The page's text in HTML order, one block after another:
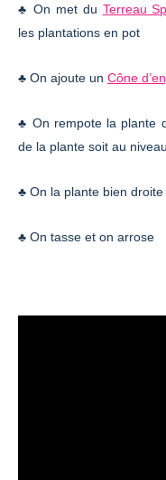
♣ On met du Terreau
les plantations en pot
♣ On ajoute un Cône
♣ On rempote la plante
de la plante soit au
♣ On la plante bien droite
♣ On tasse et on arrose